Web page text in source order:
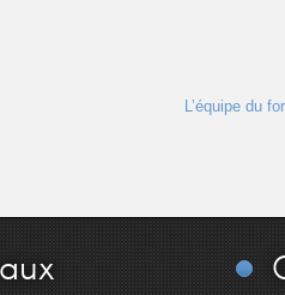
L’équipe du